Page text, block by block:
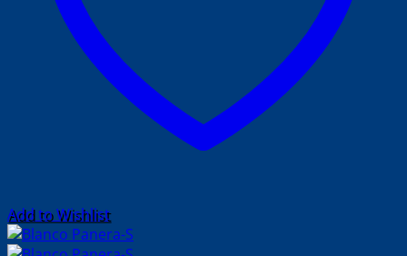
Add to Wishlist